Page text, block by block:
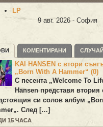
LP
9 авг. 2026 - София
КОМЕНТИРАНИ
KAI HANSEN с втори
„Born With A Hammer“ (0)
С песента „Welcome To
Hansenпредставя втория
си солов албум „
„. След […]
15 ЧАСА